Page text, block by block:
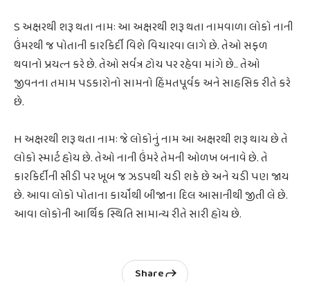
S અક્ષરથી શરૂ થતા નામઃ આ અક્ષરથી શરૂ થતા નામવાળા લોકો નાની
ઉંમરથી જ પોતાની કારકિર્દી વિશે વિચારવા લાગે છે. તેઓ સફળ
થવાનો પ્રયત્ન કરે છે. તેઓ સર્વત્ર ટોચ પર રહેવા માંગે છે.. તેઓ
જીવનના તમામ પડકારોનો સામનો હિંમતપૂર્વક અને સાહસિક રીતે કરે
છે.
H અક્ષરથી શરૂ થતા નામઃ જે લોકોનું નામ આ અક્ષરથી શરૂ થાય છે તે
લોકો સ્માર્ટ હોય છે. તેઓ નાની ઉંમરે તેમની ઓળખ બનાવે છે. તે
કારકિર્દીની સીડી પર ખૂબ જ ઝડપથી ચડી શકે છે અને ચડી પણ જાય
છે. આવા લોકો પોતાના કાર્યોથી બીજાના દિલ આસાનીથી જીતી લે છે.
આવા લોકોની આર્થિક સ્થિતિ સામાન્ય રીતે સારી હોય છે.
Share